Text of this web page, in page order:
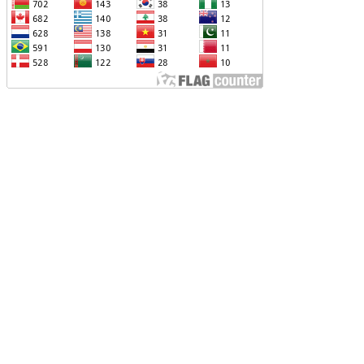
ՌՈՒՍ-ՀԱՅԿԱԿԱՆ
ՎԵՐԱԲԵՐՈՂ
ԱԴՐԲԵՋԱՆԻ ՆԿԱՏՄԱՄԲ
ՊՐԱԿՏԻԿԱՅԻՆ